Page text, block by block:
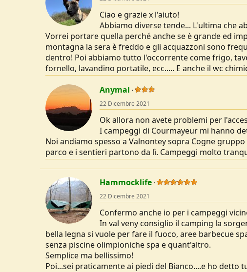
Ciao e grazie x l'aiuto!
Abbiamo diverse tende... L'ultima che
Vorrei portare quella perché anche se è grande ed
montagna la sera è freddo e gli acquazzoni sono
dentro! Poi abbiamo tutto l'occorrente come frigo,
fornello, lavandino portatile, ecc..... E anche il wc
Anymal
22 Dicembre 2021
Ok allora non avete problemi per
I campeggi di Courmayeur mi hanno
Noi andiamo spesso a Valnontey sopra Cogne
parco e i sentieri partono da lì. Campeggi molto
Hammocklife
22 Dicembre 2021
Confermo anche io per i campeggi
In val veny consiglio il camping la
bella legna si vuole per fare il fuoco, aree barbecue
senza piscine olimpioniche spa e quant'altro.
Semplice ma bellissimo!
Poi...sei praticamente ai piedi del Bianco....e ho detto